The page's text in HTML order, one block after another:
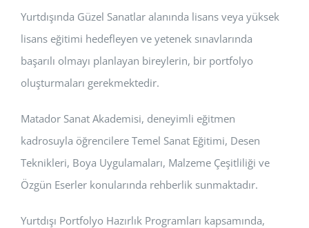
Yurtdışında Güzel Sanatlar alanında lisans veya yüksek
lisans eğitimi hedefleyen ve yetenek sınavlarında
başarılı olmayı planlayan bireylerin, bir portfolyo
oluşturmaları gerekmektedir.
Matador Sanat Akademisi, deneyimli eğitmen
kadrosuyla öğrencilere Temel Sanat Eğitimi, Desen
Teknikleri, Boya Uygulamaları, Malzeme Çeşitliliği ve
Özgün Eserler konularında rehberlik sunmaktadır.
Yurtdışı Portfolyo Hazırlık Programları kapsamında,